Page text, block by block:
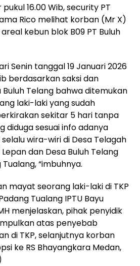
16.00 Wib, security PT
Rico melihat korban (Mr X)
kebun blok B09 PT Buluh
Senin tanggal 19 Januari 2026
berdasarkan saksi dan
Telang bahwa ditemukan
laki-laki yang sudah
sekitar 5 hari tanpa
diduga sesuai info adanya
wira-wiri di Desa Telagah
dan Desa Buluh Telang
“imbuhnya.
mayat seorang laki-laki di TKP
Tualang IPTU Bayu
menjelaskan, pihak penyidik
atas penyebab
di TKP, selanjutnya korban
ke RS Bhayangkara Medan,